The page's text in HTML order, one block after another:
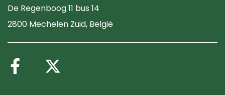
De Regenboog 11 bus 14
2800 Mechelen Zuid, België
Volg ons op Facebook